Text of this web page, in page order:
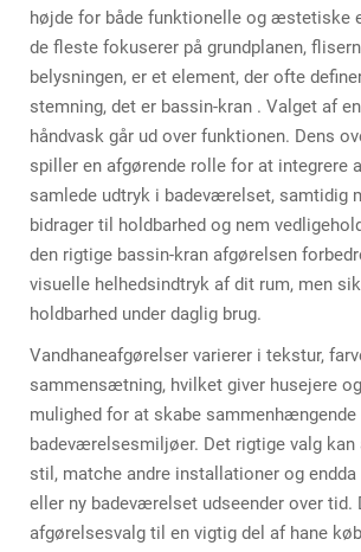
højde for både funktionelle og æstetiske
de fleste fokuserer på grundplanen,
belysningen, er et element, der ofte
stemning, det er bassin-kran . Valget af
håndvask går ud over funktionen. Dens
spiller en afgørende rolle for at integrere
samlede udtryk i badeværelset, samtidig
bidrager til holdbarhed og nem
den rigtige bassin-kran afgørelsen
visuelle helhedsindtryk af dit rum, men
holdbarhed under daglig brug.
Vandhaneafgørelser varierer i tekstur,
sammensætning, hvilket giver husejere
mulighed for at skabe sammenhængende
badeværelsesmiljøer. Det rigtige valg
stil, matche andre installationer og endda
eller ny badeværelset udseender over tid.
afgørelsesvalg til en vigtig del af hane